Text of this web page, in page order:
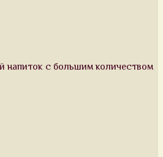
напиток с большим количеством